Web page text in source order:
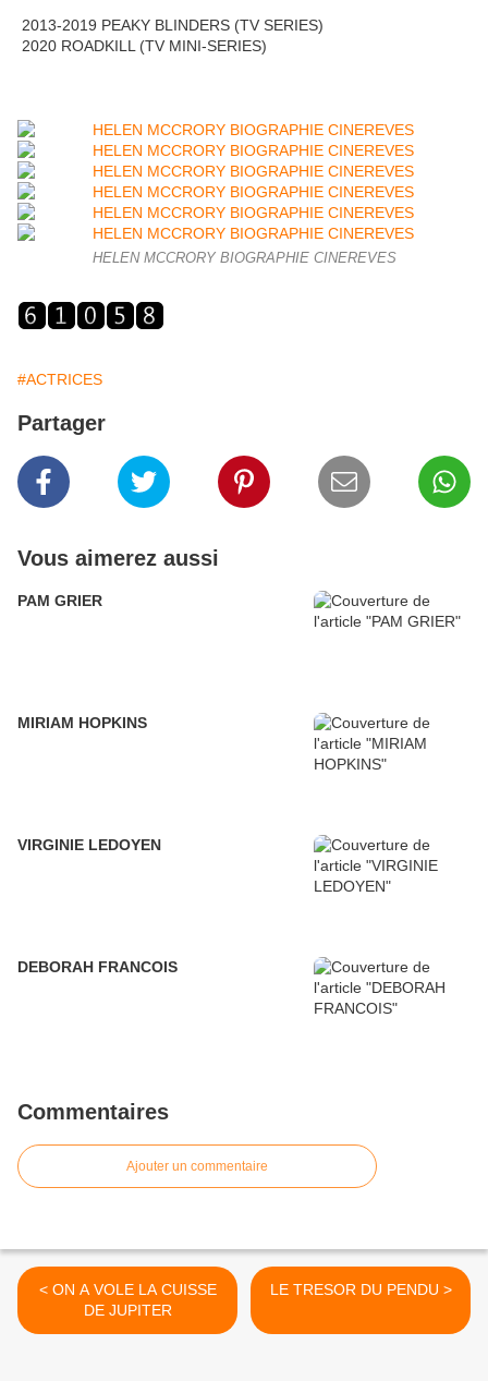
2013-2019 PEAKY BLINDERS (TV SERIES)
2020 ROADKILL (TV MINI-SERIES)
HELEN MCCRORY BIOGRAPHIE CINEREVES
#ACTRICES
Partager
Vous aimerez aussi
PAM GRIER
MIRIAM HOPKINS
VIRGINIE LEDOYEN
DEBORAH FRANCOIS
Commentaires
Ajouter un commentaire
< ON A VOLE LA CUISSE
DE JUPITER
LE TRESOR DU PENDU >